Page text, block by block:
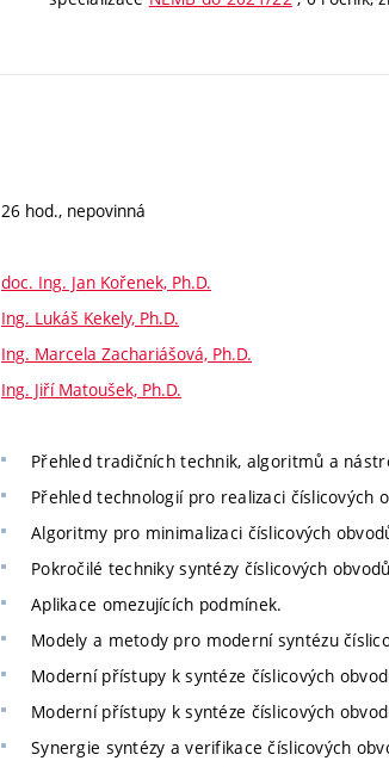
26 hod., nepovinná
doc. Ing. Jan Kořenek, Ph.D.
Ing. Lukáš Kekely, Ph.D.
Ing. Marcela Zachariášová, Ph.D.
Ing. Jiří Matoušek, Ph.D.
Přehled tradičních technik, algoritmů a
Přehled technologií pro realizaci číslicových
Algoritmy pro minimalizaci číslicových
Pokročilé techniky syntézy číslicových
Aplikace omezujících podmínek.
Modely a metody pro moderní syntézu
Moderní přístupy k syntéze číslicových
Moderní přístupy k syntéze číslicových
Synergie syntézy a verifikace číslicových